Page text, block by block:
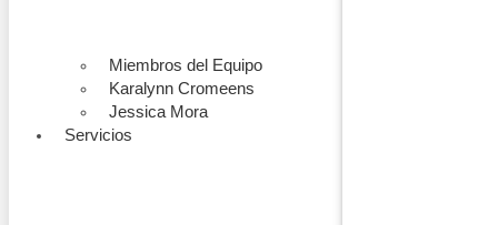
Miembros del Equipo
Karalynn Cromeens
Jessica Mora
Servicios